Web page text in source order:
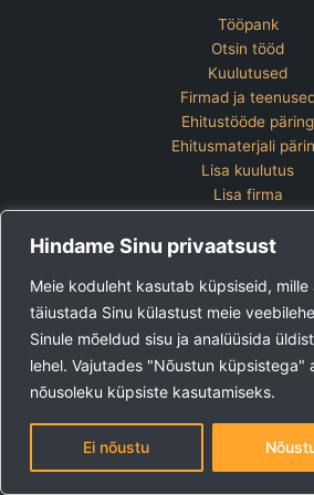
Hindame Sinu privaatsust
Meie koduleht kasutab küpsiseid, mille
täiustada Sinu külastust meie
Sinule mõeldud sisu ja analüüsida
lehel. Vajutades "Nõustun küpsistega"
nõusoleku küpsiste kasutamiseks.
Ei nõustu
Tööpank
Otsin tööd
Kuulutused
Firmad ja
Ehitustööde päring
Ehitusmaterjali
Lisa kuulutus
Lisa firma
Kontakt
Lisa kuulutus
Vaata ettevõtete
Ehitus24 OÜ
Tel:+372 5123 867 (E-
E-post:
Copyright © 2026